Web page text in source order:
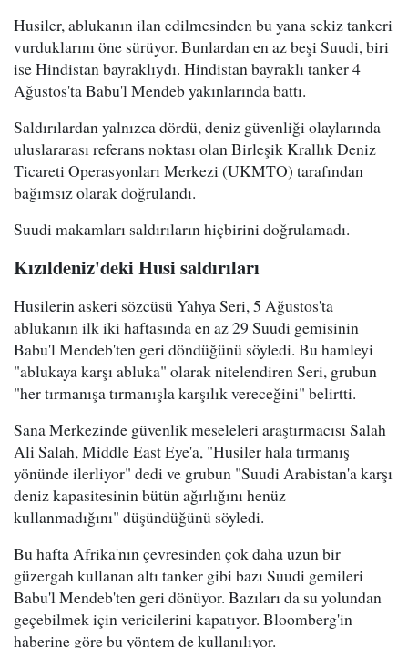
Husiler, ablukanın ilan edilmesinden bu yana sekiz tankeri
vurduklarını öne sürüyor. Bunlardan en az beşi Suudi, biri
ise Hindistan bayraklıydı. Hindistan bayraklı tanker 4
Ağustos'ta Babu'l Mendeb yakınlarında battı.
Saldırılardan yalnızca dördü, deniz güvenliği olaylarında
uluslararası referans noktası olan Birleşik Krallık Deniz
Ticareti Operasyonları Merkezi (UKMTO) tarafından
bağımsız olarak doğrulandı.
Suudi makamları saldırıların hiçbirini doğrulamadı.
Kızıldeniz'deki Husi saldırıları
Husilerin askeri sözcüsü Yahya Seri, 5 Ağustos'ta
ablukanın ilk iki haftasında en az 29 Suudi gemisinin
Babu'l Mendeb'ten geri döndüğünü söyledi. Bu hamleyi
"ablukaya karşı abluka" olarak nitelendiren Seri, grubun
"her tırmanışa tırmanışla karşılık vereceğini" belirtti.
Sana Merkezinde güvenlik meseleleri araştırmacısı Salah
Ali Salah, Middle East Eye'a, "Husiler hala tırmanış
yönünde ilerliyor" dedi ve grubun "Suudi Arabistan'a karşı
deniz kapasitesinin bütün ağırlığını henüz
kullanmadığını" düşündüğünü söyledi.
Bu hafta Afrika'nın çevresinden çok daha uzun bir
güzergah kullanan altı tanker gibi bazı Suudi gemileri
Babu'l Mendeb'ten geri dönüyor. Bazıları da su yolundan
geçebilmek için vericilerini kapatıyor. Bloomberg'in
haberine göre bu yöntem de kullanılıyor.